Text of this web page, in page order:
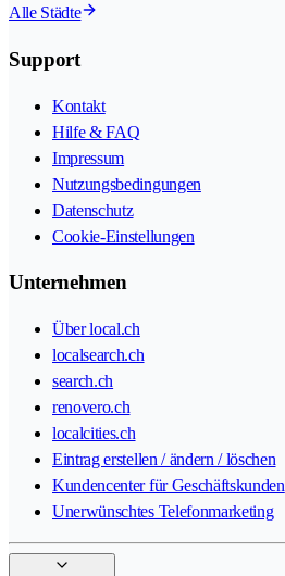
Alle Städte
Support
Kontakt
Hilfe & FAQ
Impressum
Nutzungsbedingungen
Datenschutz
Cookie-Einstellungen
Unternehmen
Über local.ch
localsearch.ch
search.ch
renovero.ch
localcities.ch
Eintrag erstellen / ändern / löschen
Kundencenter für Geschäftskunden
Unerwünschtes Telefonmarketing